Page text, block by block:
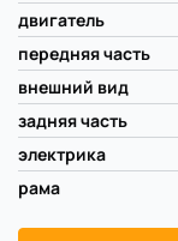
двигатель
передняя часть
внешний вид
задняя часть
электрика
рама